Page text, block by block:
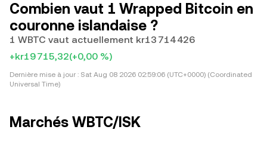
Combien vaut 1 Wrapped Bitcoin en
couronne islandaise ?
1 WBTC vaut actuellement kr13 714 426
+kr19 715,32(+0,00 %)
Dernière mise à jour : Sat Aug 08 2026 02:59:06 (UTC+0000) (Coordinated
Universal Time)
Marchés WBTC/ISK